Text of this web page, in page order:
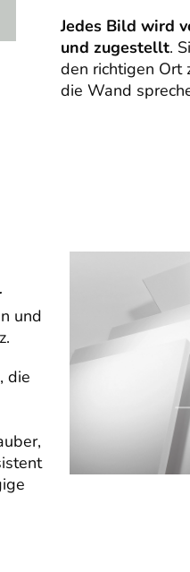
Jedes Bild wird
und zugestellt.
den richtigen Ort
die Wand
und
die